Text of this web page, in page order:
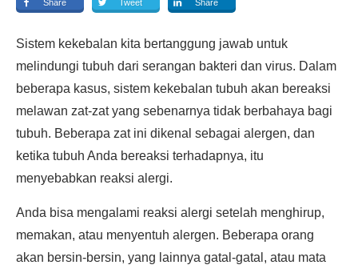
Share Tweet Share
Sistem kekebalan kita bertanggung jawab untuk
melindungi tubuh dari serangan bakteri dan virus. Dalam
beberapa kasus, sistem kekebalan tubuh akan bereaksi
melawan zat-zat yang sebenarnya tidak berbahaya bagi
tubuh. Beberapa zat ini dikenal sebagai alergen, dan
ketika tubuh Anda bereaksi terhadapnya, itu
menyebabkan reaksi alergi.
Anda bisa mengalami reaksi alergi setelah menghirup,
memakan, atau menyentuh alergen. Beberapa orang
akan bersin-bersin, yang lainnya gatal-gatal, atau mata